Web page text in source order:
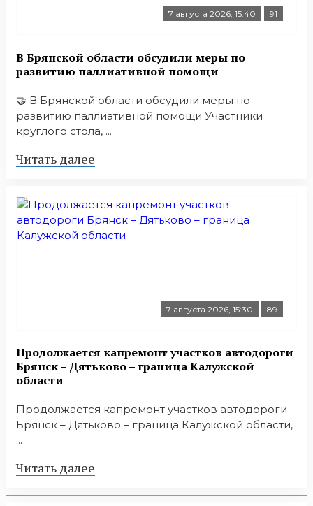
7 августа 2026, 15:40 91
В Брянской области обсудили меры по
развитию паллиативной помощи
🤝 В Брянской области обсудили меры по
развитию паллиативной помощи Участники
круглого стола, ...
Читать далее
7 августа 2026, 15:30 89
Продолжается капремонт участков автодороги
Брянск – Дятьково – граница Калужской
области
Продолжается капремонт участков автодороги
Брянск – Дятьково – граница Калужской области,
...
Читать далее